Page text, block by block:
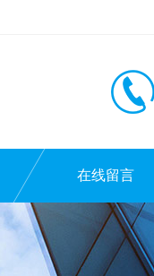
在线留言